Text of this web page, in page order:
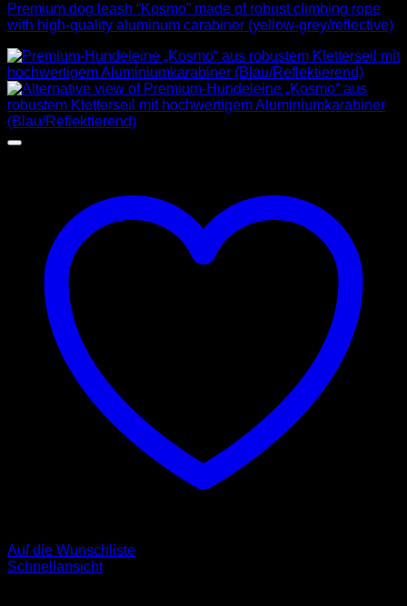
Premium dog leash “Kosmo” made of robust climbing rope
with high-quality aluminum carabiner (yellow-grey/reflective)
Auf die Wunschliste
Schnellansicht